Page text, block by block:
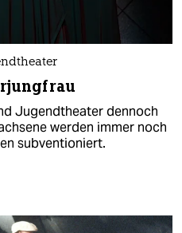
Jugendtheater dennoch
werden immer noch
subventioniert.